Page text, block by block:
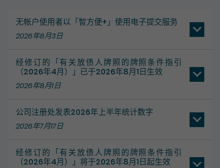
无帐户使用者以「智方便+」使用电子提交服务
2026年8月3日
经修订的「有关放债人牌照的牌照条件指引
（2026年4月）」已于2026年8月1日生效
2026年8月1日
公司注册处发表2026年上半年统计数字
2026年7月17日
经修订的「有关放债人牌照的牌照条件指引
（2026年4月）」将于2026年8月1日起生效